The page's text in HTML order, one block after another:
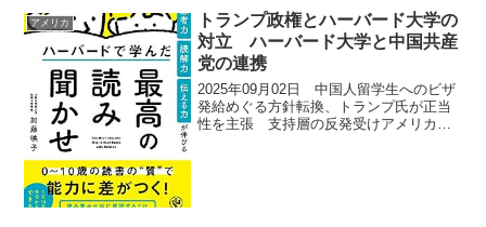
アメリカ
トランプ政権とハーバード大学の
対立 ハーバード大学と中国共産
党の連携
2025年09月02日 中国人留学生へのビザ
発給めぐる方針転換、トランプ氏が正当
性を主張 支持層の反発受けアメリカの